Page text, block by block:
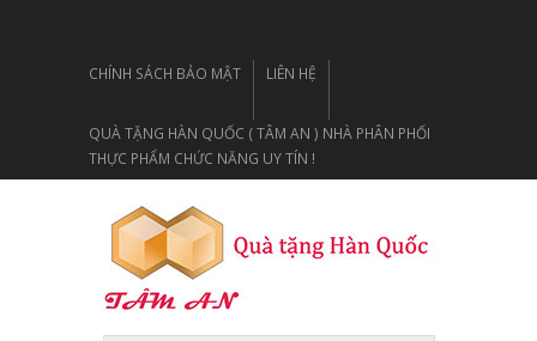
CHÍNH SÁCH BẢO MẬT LIÊN HỆ
QUÀ TẶNG HÀN QUỐC ( TÂM AN ) NHÀ PHÂN PHỐI
THỰC PHẨM CHỨC NĂNG UY TÍN !